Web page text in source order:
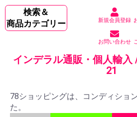
検索＆
商品カテゴリー
新規会員登録
お問い合わせ
インデラル通販・個人輸入
21
78ショッピングは、コンディショ
た。